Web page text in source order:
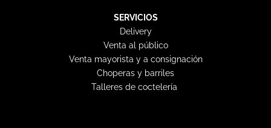
t
e
l
o
p
e
SERVICIOS
Delivery
Venta al público
Venta mayorista y a consignación
Choperas y barriles
Talleres de coctelería